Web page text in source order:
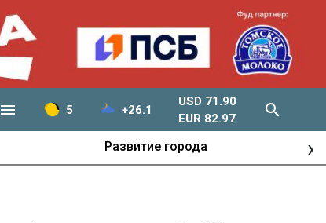
5 +26.1
USD 71.90
EUR 82.97
Развитие города ›